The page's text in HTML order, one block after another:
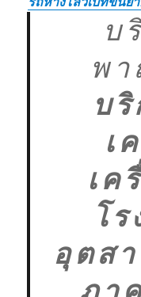
บ
พ
บ
เ
เค
โ
อุตส